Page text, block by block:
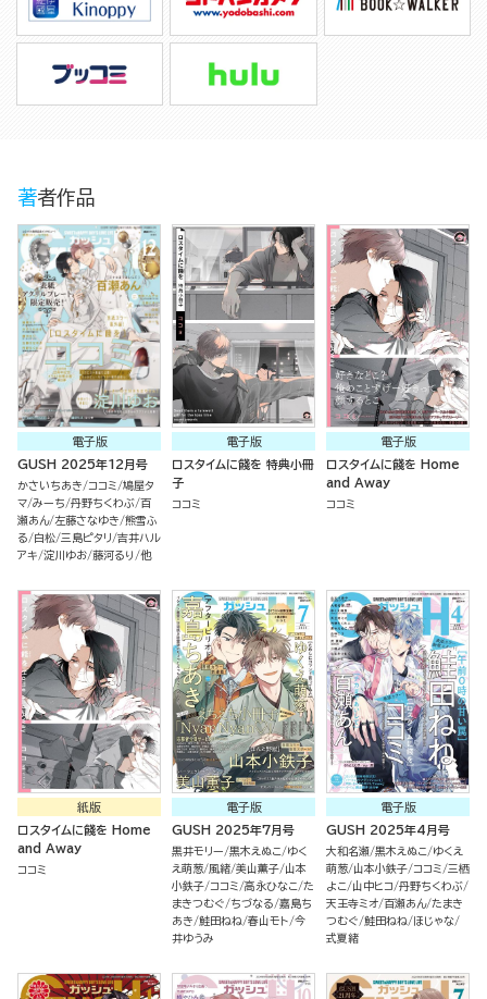
著者作品
電子版
GUSH 2025年12月号
かさいちあき ココミ 鳩屋タ
マ みーち 丹野ちくわぶ 百
瀬あん 左藤さなゆき 熊雪ふ
る
白松 三島ピタリ 吉井ハル
アキ 淀川ゆお 藤河るり 他
電子版
ロスタイムに餞を 特典小冊
子
ココミ
電子版
ロスタイムに餞を Home
and Away
ココミ
紙版
ロスタイムに餞を Home
and Away
ココミ
電子版
GUSH 2025年7月号
黒井モリー 黒木えぬこ
ゆく
え萌葱 風緒 美山薫子 山本
小鉄子 ココミ 高永ひなこ た
まきつむぐ
ちづなる 嘉島ち
あき 鮭田ねね 春山モト 今
井ゆうみ
電子版
GUSH 2025年4月号
大和名瀬 黒木えぬこ
ゆくえ
萌葱 山本小鉄子 ココミ 三栖
よこ
山中ヒコ 丹野ちくわぶ
天王寺ミオ 百瀬あん たまき
つむぐ 鮭田ねね
ほじゃな
式夏緒